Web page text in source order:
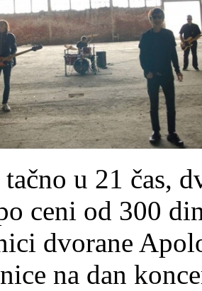
u 21 čas,
ceni od 300
dvorane
na dan